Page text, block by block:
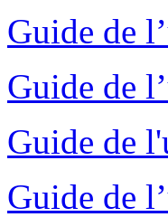
Guide de
Guide de
Guide de
Guide de